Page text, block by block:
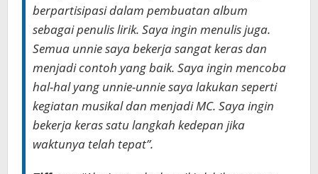
berpartisipasi dalam pembuatan album
sebagai penulis lirik. Saya ingin menulis juga.
Semua unnie saya bekerja sangat keras dan
menjadi contoh yang baik. Saya ingin mencoba
hal-hal yang unnie-unnie saya lakukan seperti
kegiatan musikal dan menjadi MC. Saya ingin
bekerja keras satu langkah kedepan jika
waktunya telah tepat”.